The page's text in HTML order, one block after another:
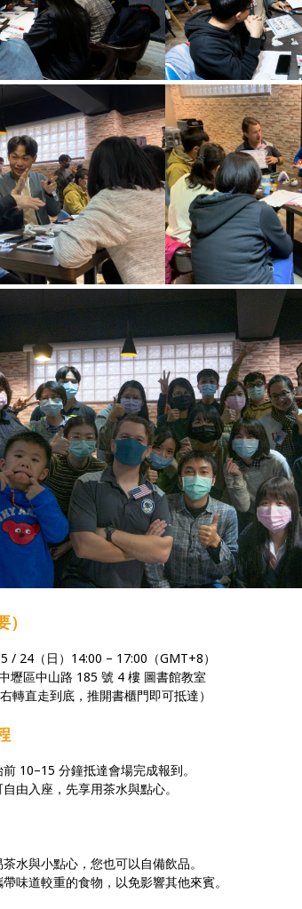
/ 24（日）14:00 – 17:00（GMT+8）
壢區中山路 185 號 4 樓 圖書館教室
轉直走到底，推開書櫃門即可抵達）
10–15 分鐘抵達會場完成報到。
由入座，先享用茶水與點心。
水與小點心，您也可以自備飲品。
味道較重的食物，以免影響其他來賓。